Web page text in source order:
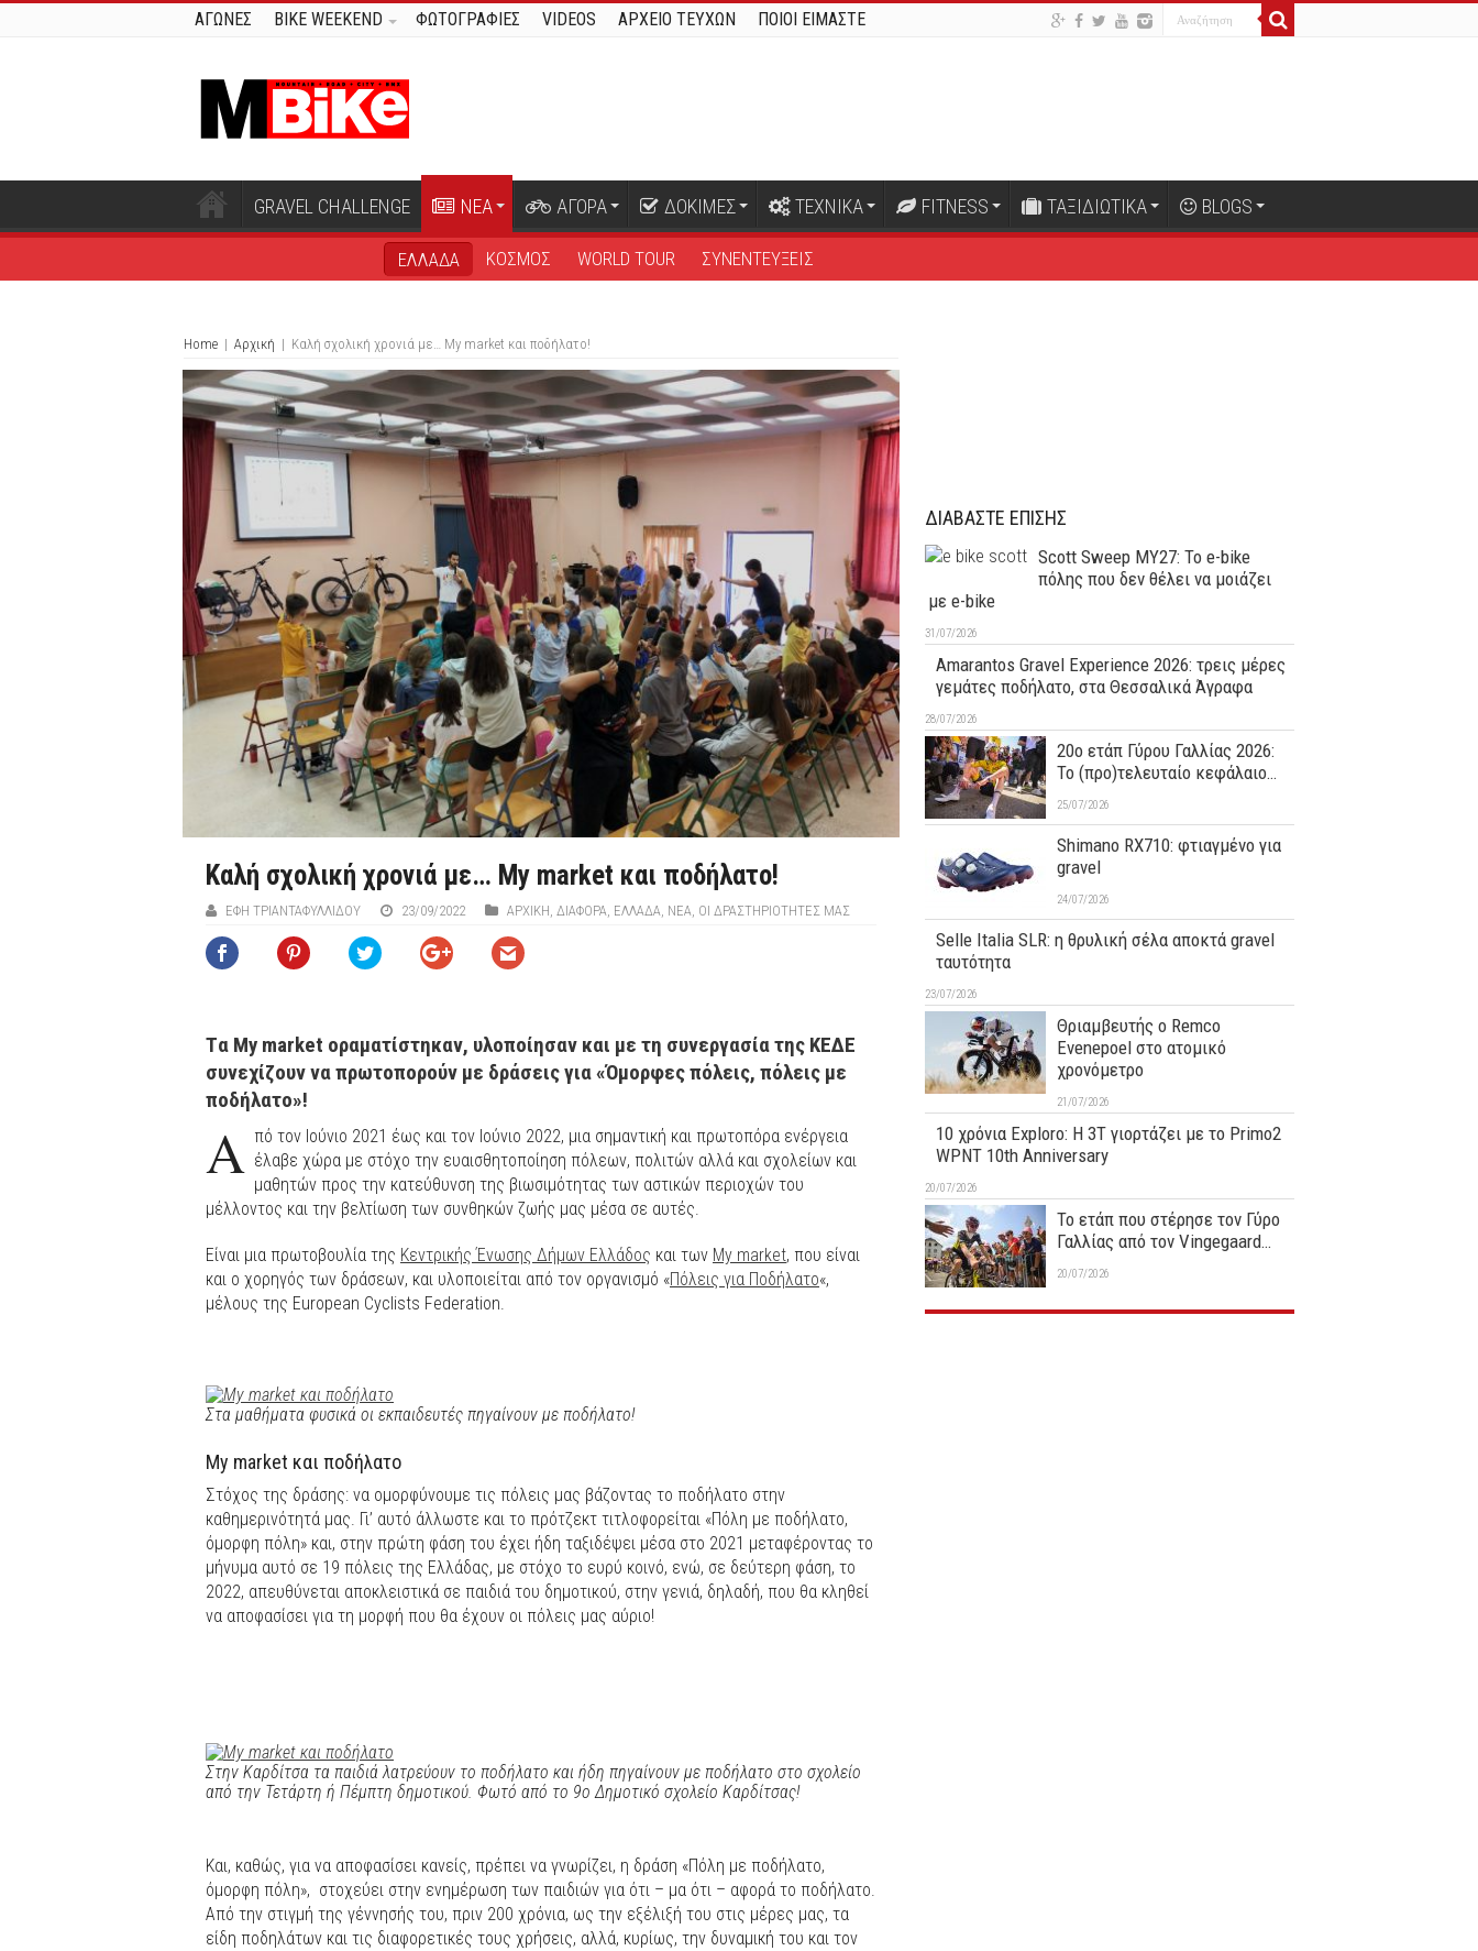
ΑΓΩΝΕΣ BIKE WEEKEND ΦΩΤΟΓΡΑΦΙΕΣ VIDEOS ΑΡΧΕΙΟ ΤΕΥΧΩΝ ΠΟΙΟΙ ΕΙΜΑΣΤΕ
GRAVEL CHALLENGE ΝΕΑ ΑΓΟΡΑ ΔΟΚΙΜΕΣ ΤΕΧΝΙΚΑ FITNESS ΤΑΞΙΔΙΩΤΙΚΑ BLOGS
ΕΛΛΑΔΑ ΚΟΣΜΟΣ WORLD TOUR ΣΥΝΕΝΤΕΥΞΕΙΣ
Home | Αρχική | Καλή σχολική χρονιά με… Μy market και ποδήλατο!
Καλή σχολική χρονιά με… Μy market και ποδήλατο!
ΈΦΗ ΤΡΙΑΝΤΑΦΥΛΛΊΔΟΥ 23/09/2022 ΑΡΧΙΚΉ ΔΙΆΦΟΡΑ ΕΛΛΑΔΑ ΝΕΑ ΟΙ ΔΡΑΣΤΗΡΙΟΤΗΤΕΣ ΜΑΣ
Tα My market οραματίστηκαν, υλοποίησαν και με τη συνεργασία της ΚΕΔΕ
συνεχίζουν να πρωτοπορούν με δράσεις για «Όμορφες πόλεις, πόλεις με
ποδήλατο»!
Α πό τον Ιούνιο 2021 έως και τον Ιούνιο 2022, μια σημαντική και πρωτοπόρα ενέργεια
έλαβε χώρα με στόχο την ευαισθητοποίηση πόλεων, πολιτών αλλά και σχολείων και
μαθητών προς την κατεύθυνση της βιωσιμότητας των αστικών περιοχών του
μέλλοντος και την βελτίωση των συνθηκών ζωής μας μέσα σε αυτές.
Είναι μια πρωτοβουλία της Κεντρικής Ένωσης Δήμων Ελλάδος και των My market, που είναι
και ο χορηγός των δράσεων, και υλοποιείται από τον οργανισμό «Πόλεις για Ποδήλατο«,
μέλους της European Cyclists Federation.
Στα μαθήματα φυσικά οι εκπαιδευτές πηγαίνουν με ποδήλατο!
My market και ποδήλατο
Στόχος της δράσης: να ομορφύνουμε τις πόλεις μας βάζοντας το ποδήλατο στην
καθημερινότητά μας. Γι’ αυτό άλλωστε και το πρότζεκτ τιτλοφορείται «Πόλη με ποδήλατο,
όμορφη πόλη» και, στην πρώτη φάση του έχει ήδη ταξιδέψει μέσα στο 2021 μεταφέροντας το
μήνυμα αυτό σε 19 πόλεις της Ελλάδας, με στόχο το ευρύ κοινό, ενώ, σε δεύτερη φάση, το
2022, απευθύνεται αποκλειστικά σε παιδιά του δημοτικού, στην γενιά, δηλαδή, που θα κληθεί
να αποφασίσει για τη μορφή που θα έχουν οι πόλεις μας αύριο!
Στην Καρδίτσα τα παιδιά λατρεύουν το ποδήλατο και ήδη πηγαίνουν με ποδήλατο στο σχολείο
από την Τετάρτη ή Πέμπτη δημοτικού. Φωτό από το 9ο Δημοτικό σχολείο Καρδίτσας!
Και, καθώς, για να αποφασίσει κανείς, πρέπει να γνωρίζει, η δράση «Πόλη με ποδήλατο,
όμορφη πόλη», στοχεύει στην ενημέρωση των παιδιών για ότι – μα ότι – αφορά το ποδήλατο.
Από την στιγμή της γέννησής του, πριν 200 χρόνια, ως την εξέλιξή του στις μέρες μας, τα
είδη ποδηλάτων και τις διαφορετικές τους χρήσεις, αλλά, κυρίως, την δυναμική του και τον
ΔΙΑΒΑΣΤΕ ΕΠΙΣΗΣ
Scott Sweep MY27: Το e-bike
πόλης που δεν θέλει να μοιάζει
με e-bike
31/07/2026
Amarantos Gravel Experience 2026: τρεις μέρες
γεμάτες ποδήλατο, στα Θεσσαλικά Άγραφα
28/07/2026
20ο ετάπ Γύρου Γαλλίας 2026:
Το (προ)τελευταίο κεφάλαιο…
25/07/2026
Shimano RX710: φτιαγμένο για
gravel
24/07/2026
Selle Italia SLR: η θρυλική σέλα αποκτά gravel
ταυτότητα
23/07/2026
Θριαμβευτής ο Remco
Evenepoel στο ατομικό
χρονόμετρο
21/07/2026
10 χρόνια Exploro: Η 3T γιορτάζει με το Primo2
WPNT 10th Anniversary
20/07/2026
Το ετάπ που στέρησε τον Γύρο
Γαλλίας από τον Vingegaard…
20/07/2026